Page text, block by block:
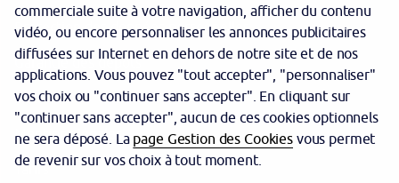
Protection des données personnelles
Garantie des dépôts
Sécurité
Mentions légales
Tarifs
commerciale suite à votre navigation, afficher du contenu
vidéo, ou encore personnaliser les annonces publicitaires
diffusées sur Internet en dehors de notre site et de nos
applications. Vous pouvez "tout accepter", "personnaliser"
vos choix ou "continuer sans accepter". En cliquant sur
"continuer sans accepter", aucun de ces cookies optionnels
ne sera déposé. La page Gestion des Cookiesvous permet
de revenir sur vos choix à tout moment.